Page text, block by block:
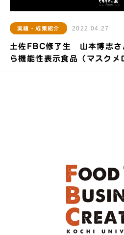
実績・成果紹介 2022.04.27
土佐FBC修了生 山本博志さ
ら機能性表示食品（マスクメ